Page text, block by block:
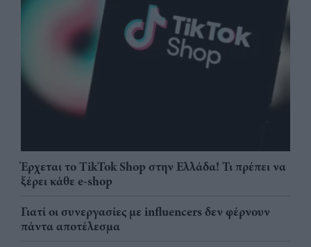
Έρχεται το TikTok Shop στην Ελλάδα! Τι πρέπει να
ξέρει κάθε e-shop
Γιατί οι συνεργασίες με influencers δεν φέρνουν
πάντα αποτέλεσμα